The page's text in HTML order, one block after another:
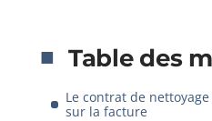
Table des
Le contrat de
sur la facture